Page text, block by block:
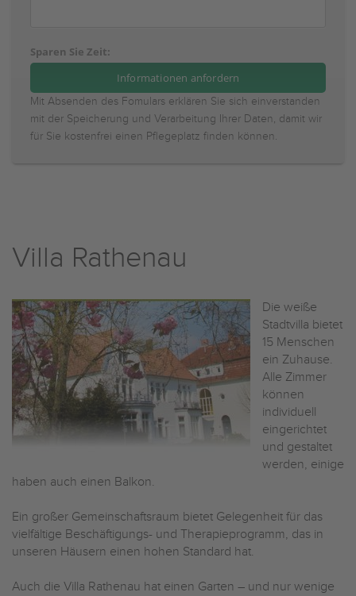
Sparen Sie Zeit:
Mit Absenden des Fomulars erklären Sie sich einverstanden
mit der Speicherung und Verarbeitung Ihrer Daten, damit wir
für Sie kostenfrei einen Pflegeplatz finden können.
Villa Rathenau
Die weiße
Stadtvilla bietet
15 Menschen
ein Zuhause.
Alle Zimmer
können
individuell
eingerichtet
und gestaltet
werden, einige
haben auch einen Balkon.
Ein großer Gemeinschaftsraum bietet Gelegenheit für das
vielfältige Beschäftigungs- und Therapieprogramm, das in
unseren Häusern einen hohen Standard hat.
Auch die Villa Rathenau hat einen Garten – und nur wenige